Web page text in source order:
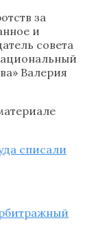
за
и
совета
Валерия
списали